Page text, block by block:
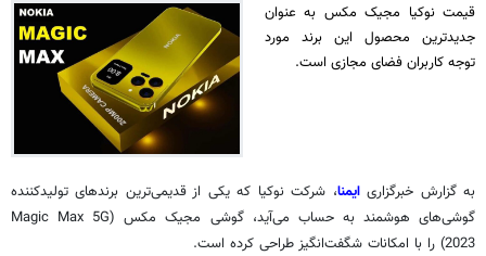
قیمت نوکیا مجیک مکس به عنوان
جدیدترین محصول این برند مورد
توجه کاربران فضای مجازی است.
به گزارش خبرگزاریایمنا، شرکت نوکیا که یکی از قدیمی‌ترین برندهای تولیدکننده
گوشی‌های هوشمند به حساب می‌آید، گوشی مجیک مکس (Magic Max 5G
2023) را با امکانات شگفت‌انگیز طراحی کرده است.